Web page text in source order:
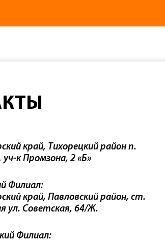
край, Тихорецкий район п.
к Промзона, 2 «Б»
Филиал:
край, Павловский район, ст.
ул. Советская, 64/Ж.
Филиал: